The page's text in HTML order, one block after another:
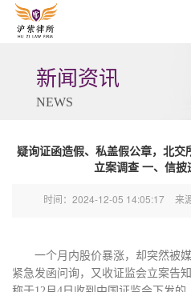
新闻资讯
NEWS
疑询证函造假、私盖假公章，北交
立案调查 一、信披
时间：2024-12-05 14:05:17 来
一个月内股价暴涨，却突然被
紧急发函问询，又收证监会立案告知